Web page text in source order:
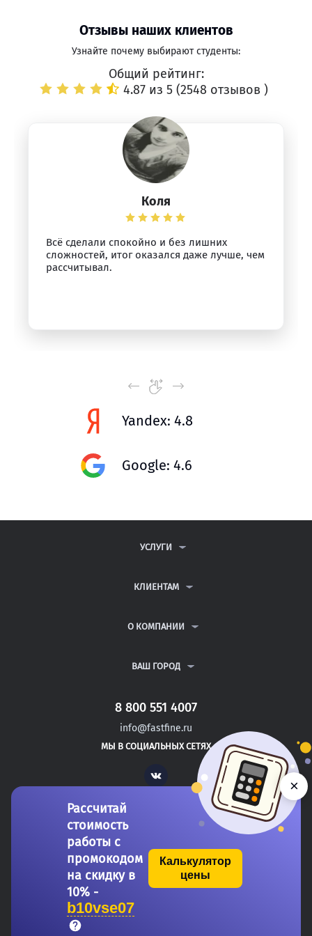
Отзывы наших клиентов
Узнайте почему выбирают студенты:
Общий рейтинг:
4.87 из 5 (2548 отзывов )
Коля
Всё сделали спокойно и без лишних
сложностей, итог оказался даже лучше, чем
рассчитывал.
Yandex: 4.8
Google: 4.6
УСЛУГИ
ДИПЛОМНЫЕ РАБОТЫ
РЕФЕРАТЫ
КЛИЕНТАМ
ВОПРОСЫ И ОТВЕТЫ
ПОЛИТИКА КОНФИДЕНЦИАЛЬНОСТИ
О КОМПАНИИ
КОНТАКТЫ
ВАШ ГОРОД
САНКТ-ПЕТЕРБУРГ
СЕВАСТОПОЛЬ
ЛИВНЫ
8 800 551 4007
info@fastfine.ru
МЫ В СОЦИАЛЬНЫХ СЕТЯХ
Vk
Copyright 2011-2026 FastFine.ru
Общество с ограниченной ответственностью «Форстад» ОГРН: 1137746693457 ИНН/КПП:
Рассчитай
стоимость
работы с
промокодом
на скидку в
10% -
b10vse07
Калькулятор
цены
×